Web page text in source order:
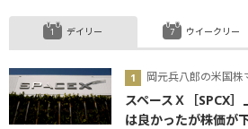
デイリー
岡元兵八郎の米国株
スペースＸ［SPCX
は良かったが株価が
ウイークリー